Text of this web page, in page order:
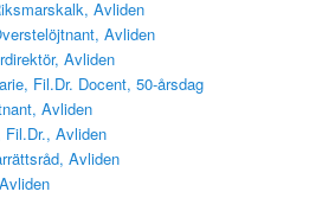
Avliden
Avliden
Avliden
Fil.Dr. Docent, 50-årsdag
Avliden
Fil.Dr., Avliden
Avliden